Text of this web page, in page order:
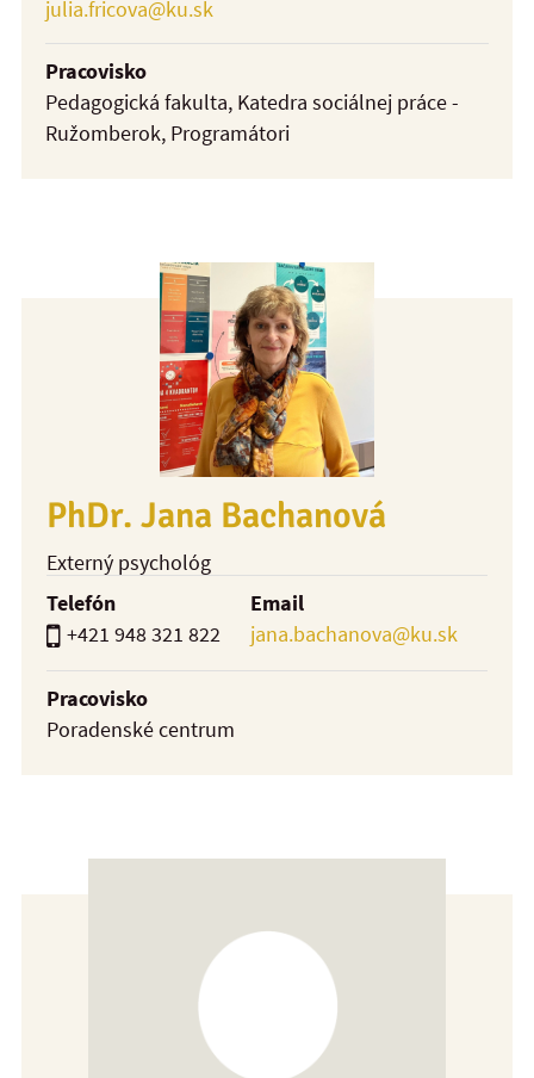
julia.fricova@ku.sk
Pracovisko
Pedagogická fakulta, Katedra sociálnej práce -
Ružomberok, Programátori
PhDr. Jana Bachanová
Externý psychológ
Telefón
+421 948 321 822
Email
jana.bachanova@ku.sk
Pracovisko
Poradenské centrum